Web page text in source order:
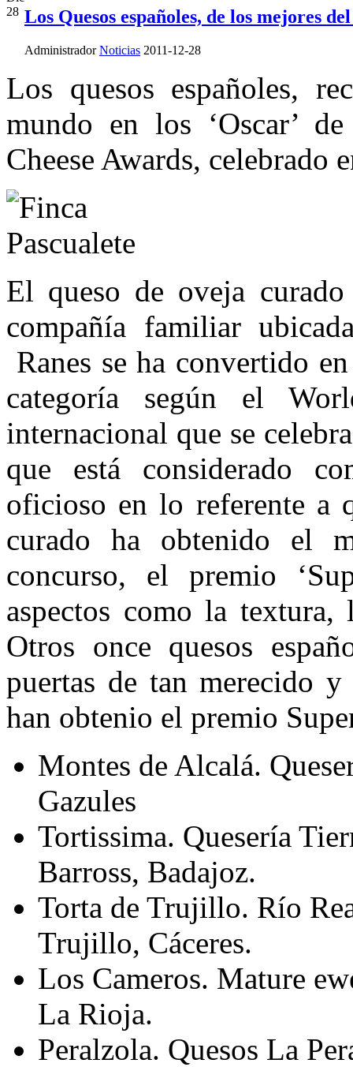
28 Los Quesos españoles, de los mejores
Administrador Noticias 2011-12-28
Los quesos españoles,
mundo en los ‘Oscar’
Cheese Awards, celebrado
El queso de oveja curado
compañía familiar
Ranes se ha convertido
categoría según el
internacional que se
que está considerado
oficioso en lo referente a
curado ha obtenido el
concurso, el premio
aspectos como la
Otros once quesos
puertas de tan merecido
han obtenio el premio
Montes de Alcalá.
Gazules
Tortissima. Quesería
Barross, Badajoz.
Torta de Trujillo. Río
Trujillo, Cáceres.
Los Cameros. Mature
La Rioja.
Peralzola. Quesos La